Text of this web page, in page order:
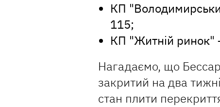
КП
115;
КП "Житній ринок"
Нагадаємо, що
закритий на два
стан плити